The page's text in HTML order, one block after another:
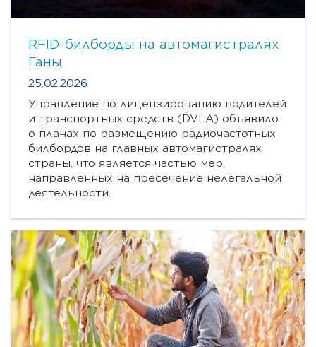
RFID-билборды на автомагистралях
Ганы
25.02.2026
Управление по лицензированию водителей
и транспортных средств (DVLA) объявило
о планах по размещению радиочастотных
билбордов на главных автомагистралях
страны, что является частью мер,
направленных на пресечение нелегальной
деятельности.